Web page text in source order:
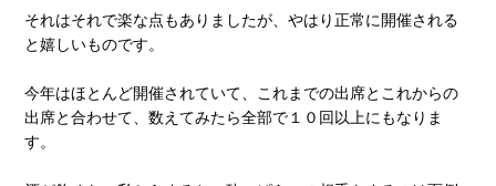
それはそれで楽な点もありましたが、やはり正常に開催される
と嬉しいものです。
今年はほとんど開催されていて、これまでの出席とこれからの
出席と合わせて、数えてみたら全部で１０回以上にもなりま
す。